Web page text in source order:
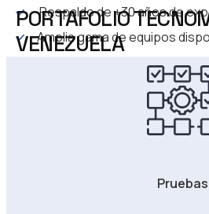
Respaldo de +30 años de
Amplia gama de equipos
PORTAFOLIO
VENEZUELA
Pruebas